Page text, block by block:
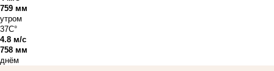
759 мм
утром
37C°
4.8 м/с
758 мм
днём